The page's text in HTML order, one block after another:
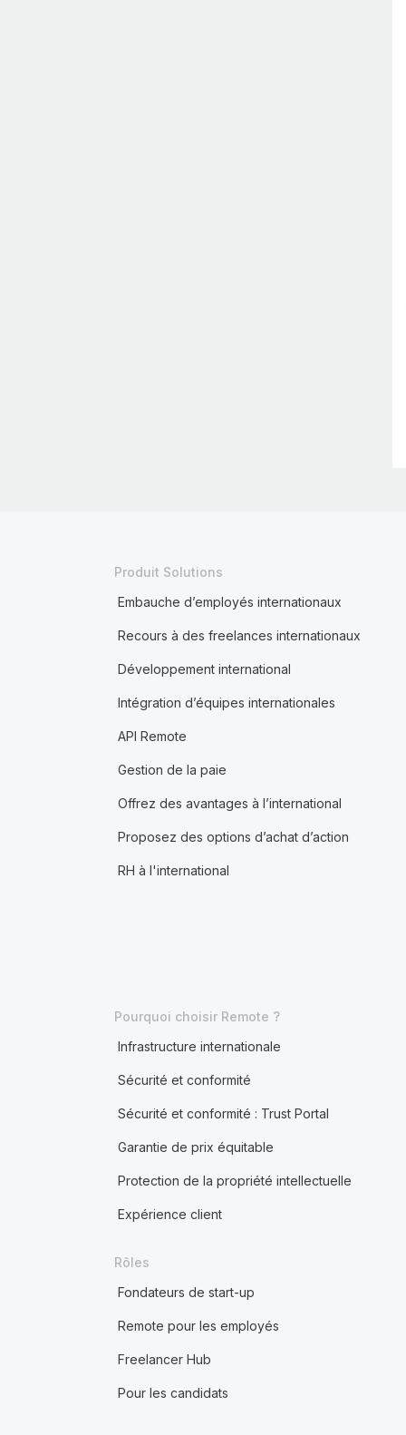
Produit Solutions
Embauche d’employés internationaux
Recours à des freelances internationaux
Développement international
Intégration d’équipes internationales
API Remote
Gestion de la paie
Offrez des avantages à l’international
Proposez des options d’achat d’action
RH à l'international
Pourquoi choisir Remote ?
Infrastructure internationale
Sécurité et conformité
Sécurité et conformité : Trust Portal
Garantie de prix équitable
Protection de la propriété intellectuelle
Expérience client
Rôles
Fondateurs de start-up
Remote pour les employés
Freelancer Hub
Pour les candidats